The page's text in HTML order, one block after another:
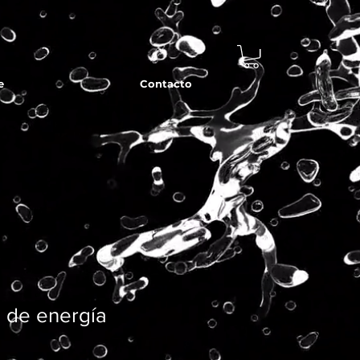
Contacto
de energía